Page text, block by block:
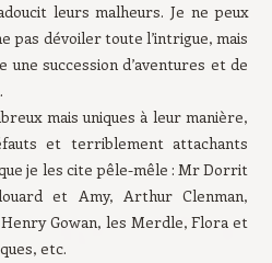
leurs malheurs. Je ne peux
pas dévoiler toute l’intrigue, mais
une succession d’aventures et de
mais uniques à leur manière,
et terriblement attachants
je les cite pêle-mêle : Mr Dorrit
et Amy, Arthur Clenman,
Gowan, les Merdle, Flora et
etc.